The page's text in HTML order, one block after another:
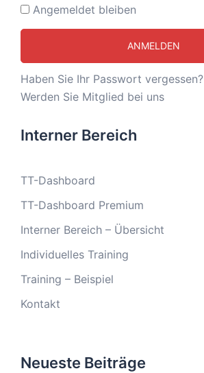
Angemeldet bleiben
Haben Sie Ihr Passwort vergessen?
Werden Sie Mitglied bei uns
Interner Bereich
TT-Dashboard
TT-Dashboard Premium
Interner Bereich – Übersicht
Individuelles Training
Training – Beispiel
Kontakt
Neueste Beiträge